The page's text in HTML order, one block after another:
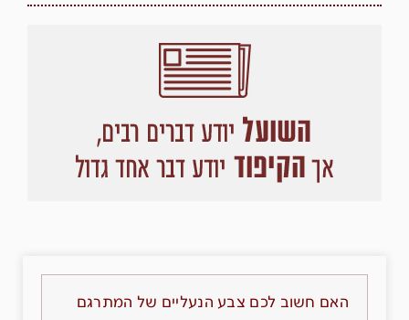
האם חשוב לכם צבע הנעליים של המתרגם